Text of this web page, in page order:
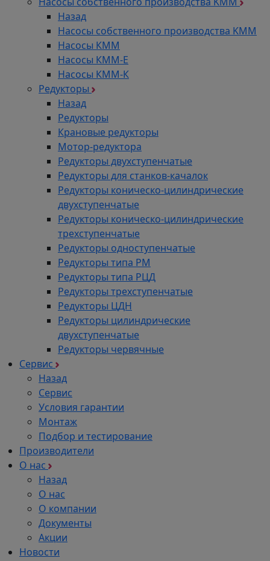
Назад
Насосы собственного производства KMM
Насосы КММ
Насосы КММ-Е
Насосы КММ-К
Редукторы
Назад
Редукторы
Крановые редукторы
Мотор-редуктора
Редукторы двухступенчатые
Редукторы для станков-качалок
Редукторы коническо-цилиндрические
двухступенчатые
Редукторы коническо-цилиндрические
трехступенчатые
Редукторы одноступенчатые
Редукторы типа РМ
Редукторы типа РЦД
Редукторы трехступенчатые
Редукторы ЦДН
Редукторы цилиндрические
двухступенчатые
Редукторы червячные
Сервис
Назад
Сервис
Условия гарантии
Монтаж
Подбор и тестирование
Производители
О нас
Назад
О нас
О компании
Документы
Акции
Новости